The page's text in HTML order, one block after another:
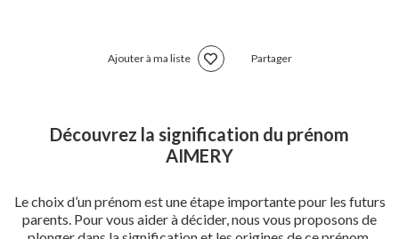
Ajouter à ma liste Partager
Découvrez la signification du prénom
AIMERY
Le choix d’un prénom est une étape importante pour les futurs
parents. Pour vous aider à décider, nous vous proposons de